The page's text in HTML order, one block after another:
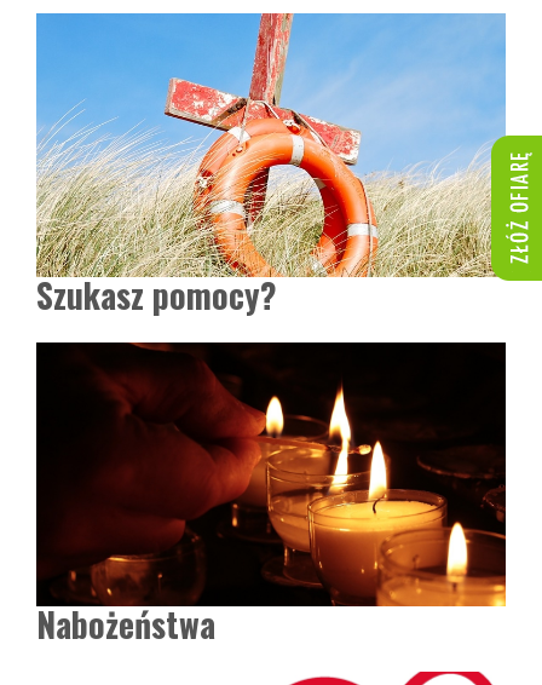
Szukasz pomocy?
Nabożeństwa